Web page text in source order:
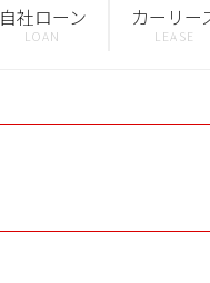
自社ローン カーリー